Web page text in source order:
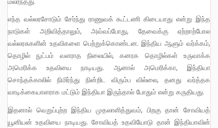
எந்த வல்லரசோடும் சேர்ந்து ராணுவக் கூட்டணி கிடையாது என்று இந்த
நாடுகள் அறிவித்தாலும், அவ்வப்போது, தேவைக்கு ஏற்றாற்போல
வல்லரசுகளின் உதவிகளை பெற்றுக்கொண்டன. இந்திய ஆளும் வர்க்கம்,
தொழில் நுட்பம் வளராத நிலையில், கனரக தொழில்கள் உருவாக்க
அமெரிக்க உதவியை நாடியது. ஆனால் அமெரிக்கா, இந்தியா
சொந்தக்காலில் நிமிர்ந்து நின்றிட விரும்ப வில்லை, தனது வர்த்தக
வாடிக்கையாளராக மட்டும் இந்தியா இருந்தால் போதும் என்று கருதியது.
இதனால் வெறுப்புற்ற இந்திய முதலாளித்துவம், பிறகு தான் சோவியத்
யூனியன் உதவியை நாடியது. சோவியத் உதவியோடு தான் இந்தியாவின்